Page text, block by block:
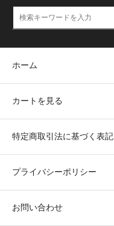
ホーム
カートを見る
特定商取引法に基づく表記
プライバシーポリシー
お問い合わせ